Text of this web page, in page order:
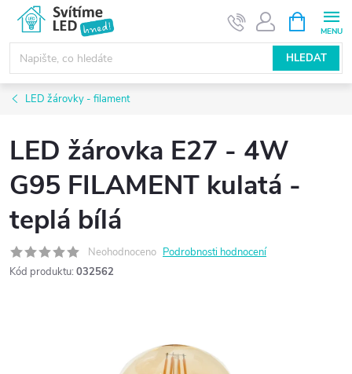
obsah
HLEDAT
NÁKUPNÍ
KOŠÍK
LED žárovky - filament
LED žárovka E27 - 4W
G95 FILAMENT kulatá -
teplá bílá
Neohodnoceno Podrobnosti hodnocení
Kód produktu: 032562